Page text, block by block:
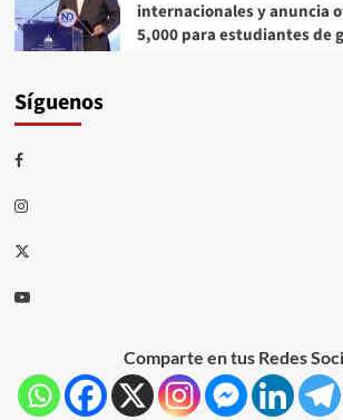
internacionales y anuncia
5,000 para estudiantes de
Síguenos
Comparte en tus Redes